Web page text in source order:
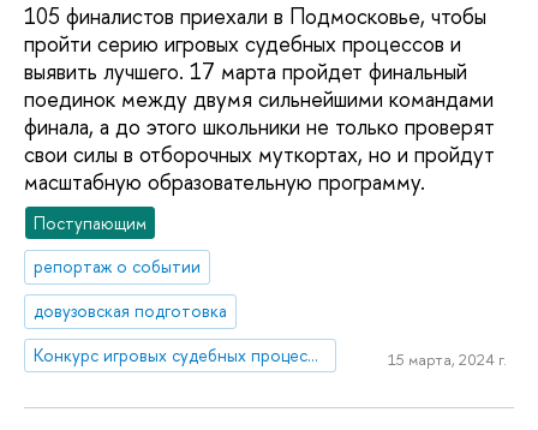
105 финалистов приехали в Подмосковье, чтобы
пройти серию игровых судебных процессов и
выявить лучшего. 17 марта пройдет финальный
поединок между двумя сильнейшими командами
финала, а до этого школьники не только проверят
свои силы в отборочных муткортах, но и пройдут
масштабную образовательную программу.
Поступающим
репортаж о событии
довузовская подготовка
Конкурс игровых судебных процессов «Суд да дело»
15 марта, 2024 г.